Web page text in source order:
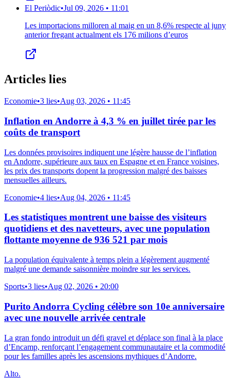
El Periòdic•Jul 09, 2026 • 11:01
Les importacions milloren al maig en un 8,6% respecte al juny
anterior fregant actualment els 176 milions d’euros
Articles lies
Economie•3 lies•Aug 03, 2026 • 11:45
Inflation en Andorre à 4,3 % en juillet tirée par les
coûts de transport
Les données provisoires indiquent une légère hausse de l’inflation
en Andorre, supérieure aux taux en Espagne et en France voisines,
les prix des transports dopent la progression malgré des baisses
mensuelles ailleurs.
Economie•4 lies•Aug 04, 2026 • 11:45
Les statistiques montrent une baisse des visiteurs
quotidiens et des navetteurs, avec une population
flottante moyenne de 936 521 par mois
La population équivalente à temps plein a légèrement augmenté
malgré une demande saisonnière moindre sur les services.
Sports•3 lies•Aug 02, 2026 • 20:00
Purito Andorra Cycling célèbre son 10e anniversaire
avec une nouvelle arrivée centrale
La gran fondo introduit un défi gravel et déplace son final à la place
d’Encamp, renforçant l’engagement communautaire et la commodité
pour les familles après les ascensions mythiques d’Andorre.
Alto.